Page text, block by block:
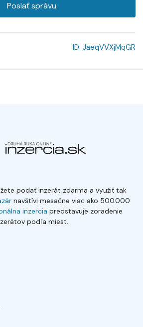
Poslať správu
ID: JaeqVVXjMqGR
podať inzerát zdarma a využiť tak
navštívi mesačne viac ako 500.000
inzercia predstavuje zoradenie
podľa miest.